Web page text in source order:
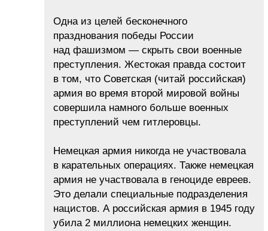
Одна из целей бесконечного
празднования победы России
над фашизмом — скрыть свои военные
преступления. Жестокая правда состоит
в том, что Советская (читай российская)
армия во время второй мировой войны
совершила намного больше военных
преступлений чем гитлеровцы.
Немецкая армия никогда не участвовала
в карательных операциях. Также немецкая
армия не участвовала в геноциде евреев.
Это делали специальные подразделения
нацистов. А российская армия в 1945 году
убила 2 миллиона немецких женщин.